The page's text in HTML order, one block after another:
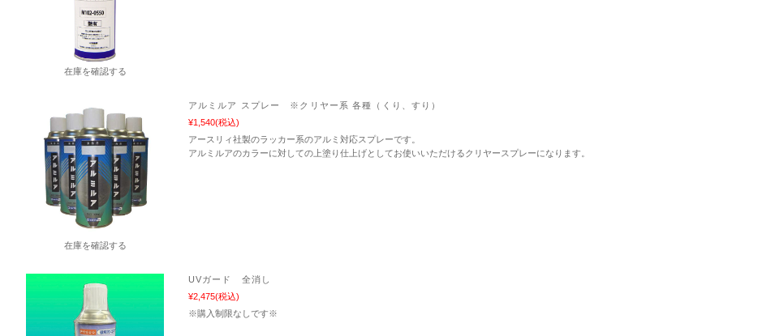
在庫を確認する
在庫を確認する
アルミルア スプレー ※クリヤー系 各種（くり、すり）
¥1,540(税込)
アースリィ社製のラッカー系のアルミ対応スプレーです。
アルミルアのカラーに対しての上塗り仕上げとしてお使いいただけるクリヤースプレーになります。
UVガード 全消し
¥2,475(税込)
※購入制限なしです※